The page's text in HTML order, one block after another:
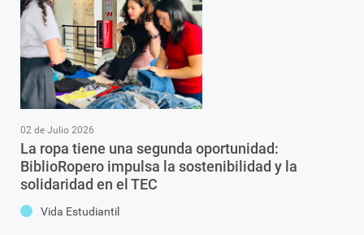
02 de Julio 2026
La ropa tiene una segunda oportunidad:
BiblioRopero impulsa la sostenibilidad y la
solidaridad en el TEC
Vida Estudiantil